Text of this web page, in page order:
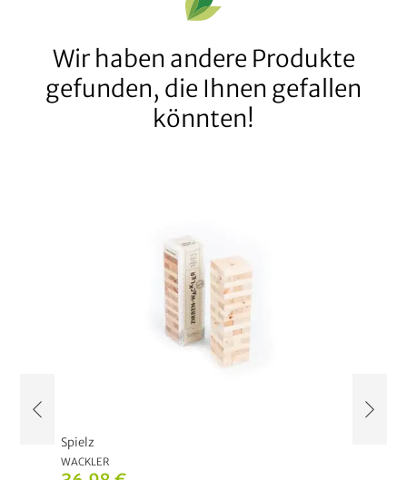
Wir haben andere Produkte
gefunden, die Ihnen gefallen
könnten!
Spielz
WACKLER